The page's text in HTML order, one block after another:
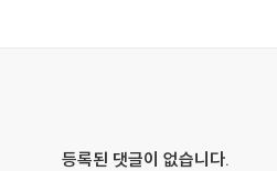
등록된 댓글이 없습니다.